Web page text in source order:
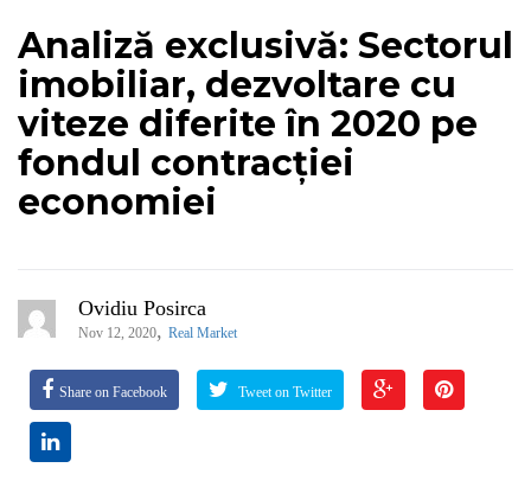
Analiză exclusivă: Sectorul
imobiliar, dezvoltare cu
viteze diferite în 2020 pe
fondul contracției
economiei
Ovidiu Posirca
Nov 12, 2020, Real Market
Share on Facebook Tweet on Twitter